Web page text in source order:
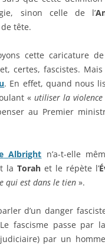
sinon celle de l’
tête.
cette caricature
certes, fascistes.
. En effet, quand nous
« utiliser la
au Premier
Albright n’a-t-elle
la Torahet le répète l’
qui est dans le tien ».
d’un danger
fascisme passe par
par un